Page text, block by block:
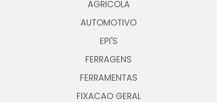
AGRICOLA
AUTOMOTIVO
EPI'S
FERRAGENS
FERRAMENTAS
FIXACAO GERAL